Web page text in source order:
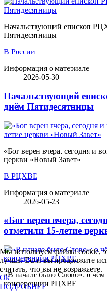
Начальствующий епископ
Пятидесятницы
В России
Информация о материале
2026-05-30
Начальствующий
днём Пятидесятницы
«Бог верен вчера, сегодня и
церкви «Новый Завет»
В РЦХВЕ
Информация о материале
2026-05-23
«Бог верен вчера,
отметили 15-летие
«В начале было Слово»: о чём
конференции РЦХВЕ
Мы используем файлы cookie,
лучше. Если вы продолжите
считать, что вы не возражаете.
Ok
ПОДРОБНЕЕ